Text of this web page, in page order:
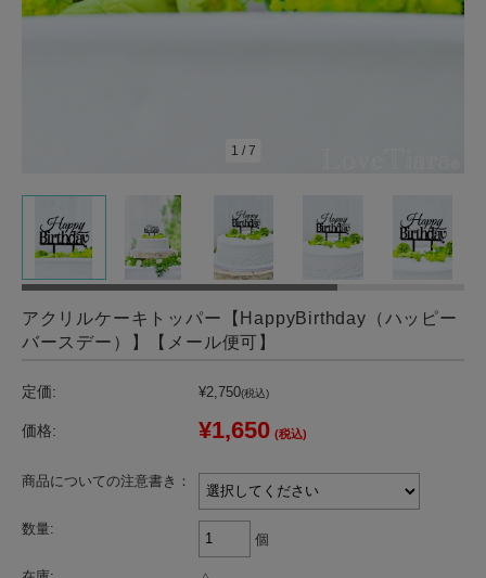
1 / 7
アクリルケーキトッパー【HappyBirthday（ハッピー
バースデー）】【メール便可】
定価: ¥2,750(税込)
価格: ¥1,650 (税込)
商品についての注意書き：
数量:
個